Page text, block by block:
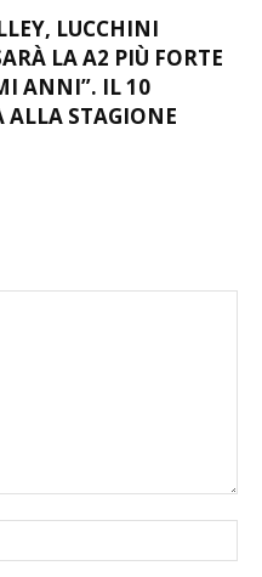
LUCCHINI
LA A2 PIÙ FORTE
ANNI”. IL 10
ALLA STAGIONE